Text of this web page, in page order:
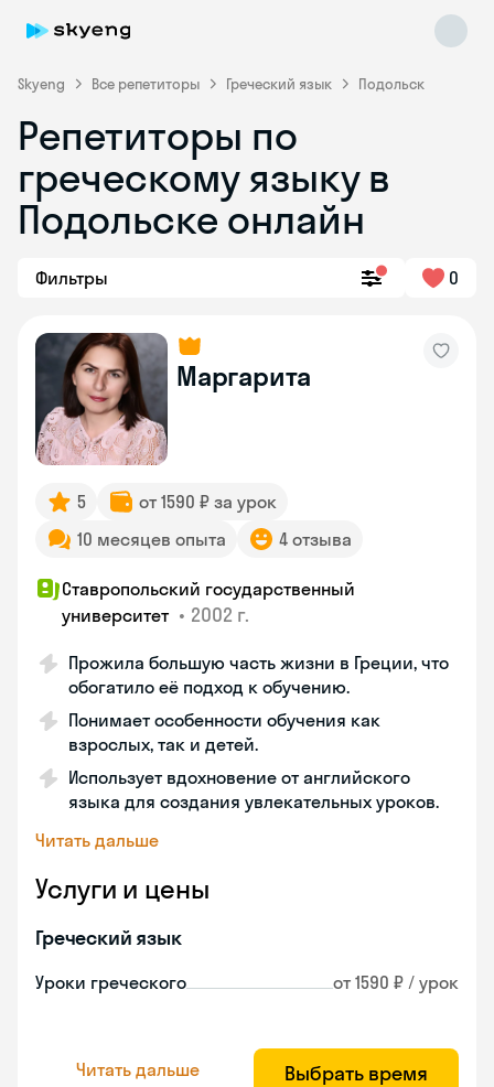
Skyeng Все репетиторы Греческий язык Подольск
Репетиторы по
греческому языку в
Подольске онлайн
Фильтры 0
Маргарита
5
от 1590 ₽ за урок
10 месяцев опыта
4 отзыва
Ставропольский государственный
университет • 2002 г.
Прожила большую часть жизни в Греции, что
обогатило её подход к обучению.
Понимает особенности обучения как
взрослых, так и детей.
Использует вдохновение от английского
языка для создания увлекательных уроков.
Читать дальше
Услуги и цены
Греческий язык
Уроки греческого от 1590 ₽ / урок
Читать дальше Выбрать время
Skyeng Chat
online